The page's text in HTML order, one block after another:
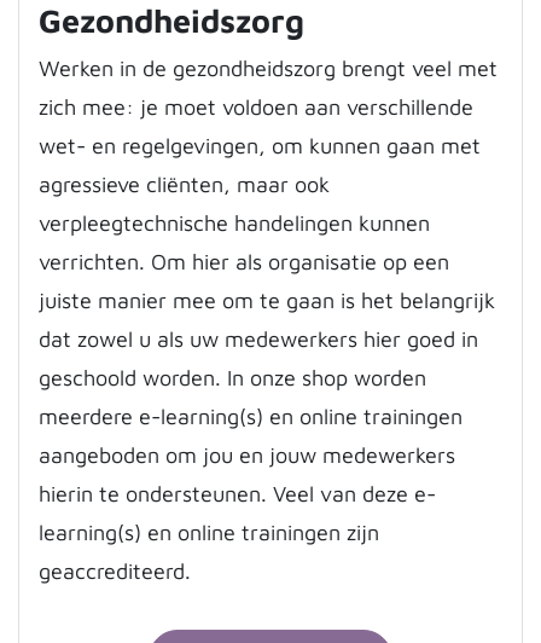
Gezondheidszorg
Werken in de gezondheidszorg brengt veel met
zich mee: je moet voldoen aan verschillende
wet- en regelgevingen, om kunnen gaan met
agressieve cliënten, maar ook
verpleegtechnische handelingen kunnen
verrichten. Om hier als organisatie op een
juiste manier mee om te gaan is het belangrijk
dat zowel u als uw medewerkers hier goed in
geschoold worden. In onze shop worden
meerdere e-learning(s) en online trainingen
aangeboden om jou en jouw medewerkers
hierin te ondersteunen. Veel van deze e-
learning(s) en online trainingen zijn
geaccrediteerd.